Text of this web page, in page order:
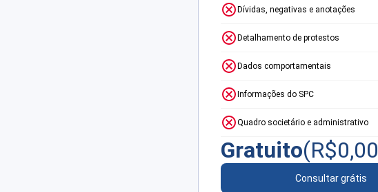
Dívidas, negativas e anotações
Detalhamento de protestos
Dados comportamentais
Informações do SPC
Quadro societário e administrativo
Gratuito(R$0,00
Consultar grátis